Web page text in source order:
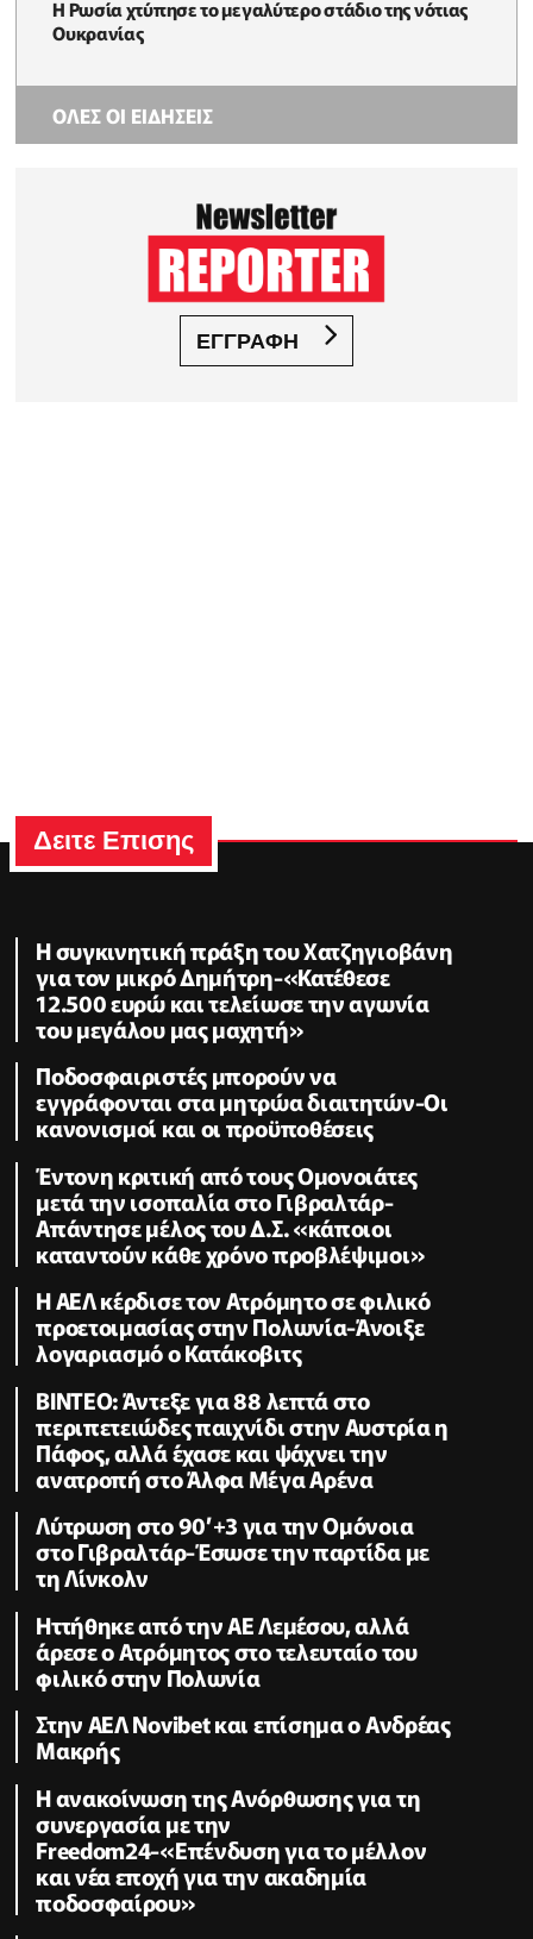
Η Ρωσία χτύπησε το μεγαλύτερο στάδιο της νότιας
Ουκρανίας
ΟΛΕΣ ΟΙ ΕΙΔΗΣΕΙΣ
ΕΓΓΡΑΦΗ
Δειτε Επισης
Η συγκινητική πράξη του Χατζηγιοβάνη
για τον μικρό Δημήτρη-«Κατέθεσε
12.500 ευρώ και τελείωσε την αγωνία
του μεγάλου μας μαχητή»
Ποδοσφαιριστές μπορούν να
εγγράφονται στα μητρώα διαιτητών-Οι
κανονισμοί και οι προϋποθέσεις
Έντονη κριτική από τους Ομονοιάτες
μετά την ισοπαλία στο Γιβραλτάρ-
Απάντησε μέλος του Δ.Σ. «κάποιοι
καταντούν κάθε χρόνο προβλέψιμοι»
Η ΑΕΛ κέρδισε τον Ατρόμητο σε φιλικό
προετοιμασίας στην Πολωνία-Άνοιξε
λογαριασμό ο Κατάκοβιτς
ΒΙΝΤΕΟ: Άντεξε για 88 λεπτά στο
περιπετειώδες παιχνίδι στην Αυστρία η
Πάφος, αλλά έχασε και ψάχνει την
ανατροπή στο Άλφα Μέγα Αρένα
Λύτρωση στο 90’+3 για την Ομόνοια
στο Γιβραλτάρ-Έσωσε την παρτίδα με
τη Λίνκολν
Ηττήθηκε από την ΑΕ Λεμέσου, αλλά
άρεσε ο Ατρόμητος στο τελευταίο του
φιλικό στην Πολωνία
Στην ΑΕΛ Novibet και επίσημα ο Ανδρέας
Μακρής
H ανακοίνωση της Ανόρθωσης για τη
συνεργασία με την
Freedom24-«Επένδυση για το μέλλον
και νέα εποχή για την ακαδημία
ποδοσφαίρου»